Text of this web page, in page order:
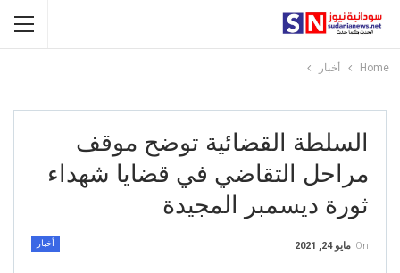
Home أخبار
السلطة القضائية توضح موقف
مراحل التقاضي في قضايا شهداء
ثورة ديسمبر المجيدة
أخبار On مايو 24, 2021